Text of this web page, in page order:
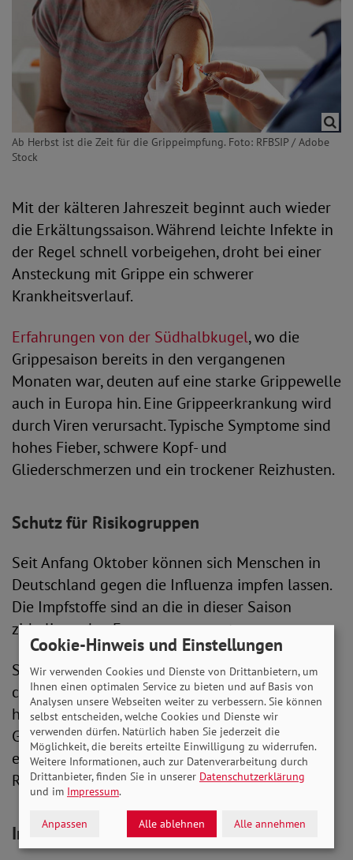
Ab Herbst ist die Zeit für die Grippeimpfung. Foto: RFBSIP / Adobe
Stock
Mit der kälteren Jahreszeit beginnt auch wieder
die Erkältungssaison. Während leichte Infekte in
der Regel schnell vorbeigehen, droht bei einer
Ansteckung mit Grippe ein schwerer
Krankheitsverlauf.
Erfahrungen von der Südhalbkugel, wo die
Grippesaison bereits in den vergangenen
Monaten war, deuten auf eine starke Grippewelle
auch in Europa hin. Eine Grippeerkrankung wird
durch Viren verursacht. Typische Symptome sind
hohes Fieber, schwere Kopf- und
Gliederschmerzen und ein trockener Reizhusten.
Schutz für Risikogruppen
Seit Anfang Oktober können sich Menschen in
Deutschland gegen die Influenza impfen lassen.
Die Impfstoffe sind an die in dieser Saison
zirkulierenden Erreger angepasst.
Senioren, Schwangere und Menschen mit einer
chronischen Grunderkrankung haben ein
höheres Risiko für schwere Verläufe einer
Grippe. Die STIKO (Ständige Impfkommission)
empfiehlt die Impfung deshalb vor allem
Risikogruppen.
Impfungen beim Hausarzt
Cookie-Hinweis und Einstellungen
Wir verwenden Cookies und Dienste von Drittanbietern, um
Ihnen einen optimalen Service zu bieten und auf Basis von
Analysen unsere Webseiten weiter zu verbessern. Sie können
selbst entscheiden, welche Cookies und Dienste wir
verwenden dürfen. Natürlich haben Sie jederzeit die
Möglichkeit, die bereits erteilte Einwilligung zu widerrufen.
Weitere Informationen, auch zur Datenverarbeitung durch
Drittanbieter, finden Sie in unserer Datenschutzerklärung
und im Impressum.
Anpassen Alle ablehnen Alle annehmen